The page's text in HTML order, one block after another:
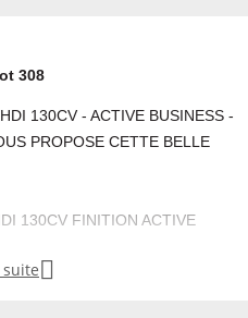
308
130CV - ACTIVE BUSINESS -
PROPOSE CETTE BELLE
130CV FINITION ACTIVE
INTÉRIEUR ET EXTÉRIEUR
suite 